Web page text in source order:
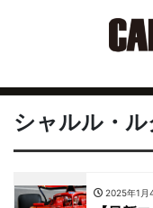
シャルル・
2025年1月